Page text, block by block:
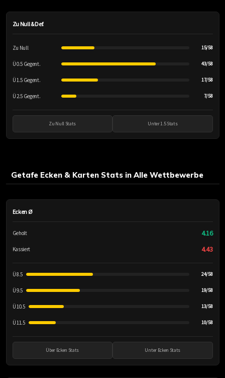
Zu Null & Def.
Zu Null 15/58
Ü 0.5 Gegent. 43/58
Ü 1.5 Gegent. 17/58
Ü 2.5 Gegent. 7/58
Zu Null Stats Unter 1.5 Stats
Getafe Ecken & Karten Stats in Alle Wettbewerbe
Ecken Ø
Geholt 4.16
Kassiert 4.43
Ü 8.5 24/58
Ü 9.5 19/58
Ü 10.5 13/58
Ü 11.5 10/58
Über Ecken Stats Unter Ecken Stats